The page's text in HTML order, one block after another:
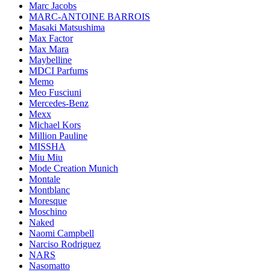
Marc Jacobs
MARC-ANTOINE BARROIS
Masaki Matsushima
Max Factor
Max Mara
Maybelline
MDCI Parfums
Memo
Meo Fusciuni
Mercedes-Benz
Mexx
Michael Kors
Million Pauline
MISSHA
Miu Miu
Mode Creation Munich
Montale
Montblanc
Moresque
Moschino
Naked
Naomi Campbell
Narciso Rodriguez
NARS
Nasomatto